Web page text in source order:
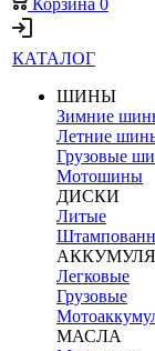
КАТАЛОГ
ШИНЫ
Зимние
Летние
Грузовые
Мотошины
ДИСКИ
Литые
Легковые
Грузовые
МАСЛА